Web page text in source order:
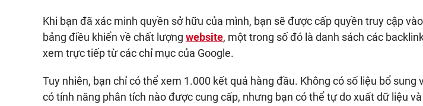
Khi bạn đã xác minh quyền sở hữu của mình, bạn sẽ được cấp quyền truy cập
bảng điều khiển về chất lượng website, một trong số đó là danh sách các
xem trực tiếp từ các chỉ mục của Google.
Tuy nhiên, bạn chỉ có thể xem 1.000 kết quả hàng đầu. Không có số liệu bổ sung
có tính năng phân tích nào được cung cấp, nhưng bạn có thể tự do xuất dữ liệu